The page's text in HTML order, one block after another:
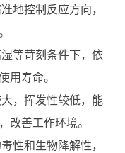
地控制反应方向，
等苛刻条件下，依
用寿命。
，挥发性较低，能
改善工作环境。
性和生物降解性，